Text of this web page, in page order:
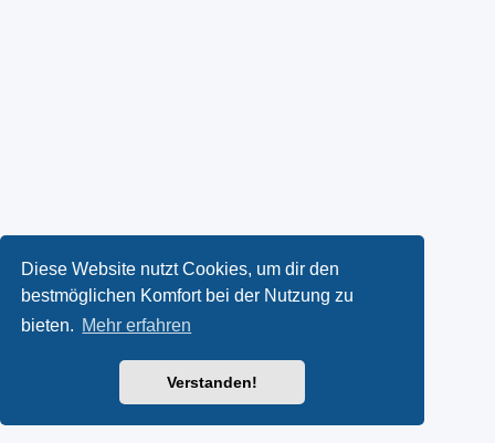
Diese Website nutzt Cookies, um dir den
bestmöglichen Komfort bei der Nutzung zu
bieten. Mehr erfahren
Verstanden!